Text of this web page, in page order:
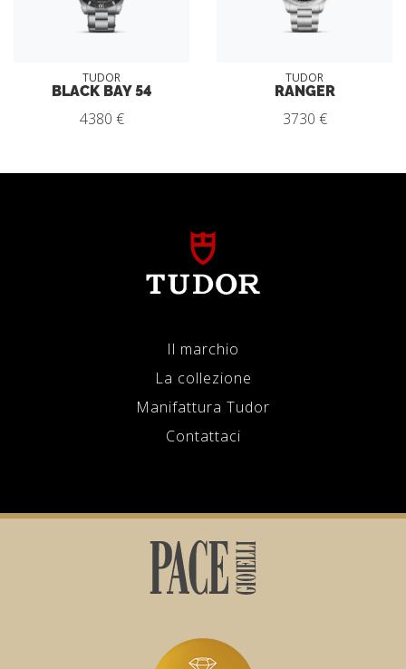
TUDOR
BLACK BAY 54
4380 €
TUDOR
RANGER
3730 €
Il marchio
La collezione
Manifattura Tudor
Contattaci